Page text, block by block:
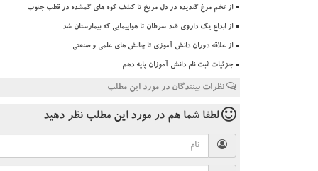
از تخم مرغ گندیده در دل مریخ تا کشف کوه های گمشده در قطب جنوب
از ابداع یک داروی ضد سرطان تا هواپیمایی که بیمارستان شد
از علاقه دوران دانش آموزی تا چالش های علمی و صنعتی
جزئیات ثبت نام دانش آموزان پایه دهم
نظرات بینندگان در مورد این مطلب
لطفا شما هم در مورد این مطلب نظر دهید